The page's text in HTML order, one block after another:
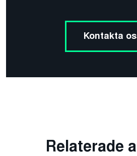
Kontakta
Relaterade